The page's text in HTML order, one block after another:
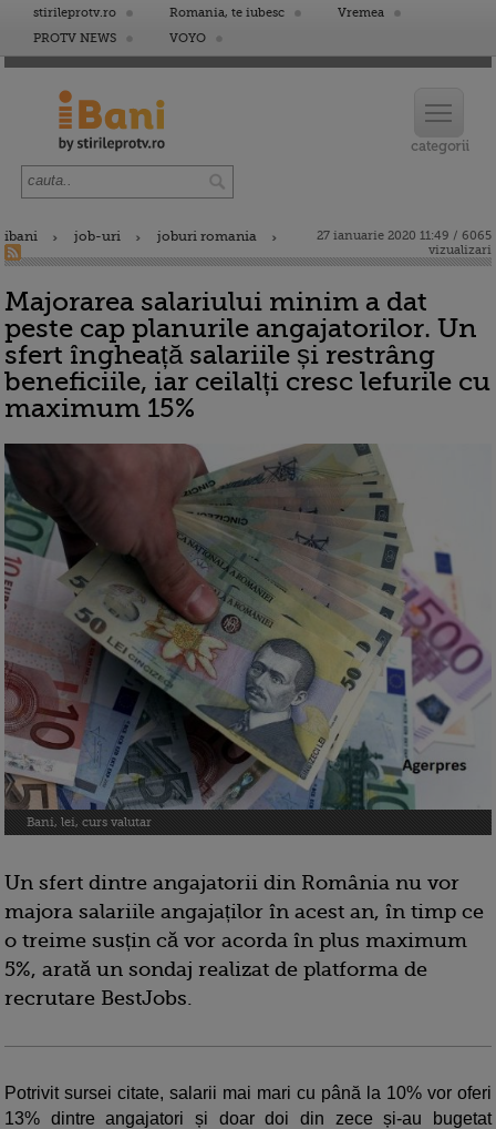
stirileprotv.ro Romania, te iubesc
Vremea
PROTV NEWS
VOYO
ibani job-uri joburi romania
27 ianuarie 2020 11:49 / 6065
vizualizari
Majorarea salariului minim a dat
peste cap planurile angajatorilor. Un
sfert îngheață salariile și restrâng
beneficiile, iar ceilalți cresc lefurile cu
maximum 15%
Bani, lei, curs valutar
Un sfert dintre angajatorii din România nu vor
majora salariile angajaților în acest an, în timp ce
o treime susțin că vor acorda în plus maximum
5%, arată un sondaj realizat de platforma de
recrutare BestJobs.
Potrivit sursei citate, salarii mai mari cu până la 10% vor oferi
13% dintre angajatori și doar doi din zece și-au bugetat